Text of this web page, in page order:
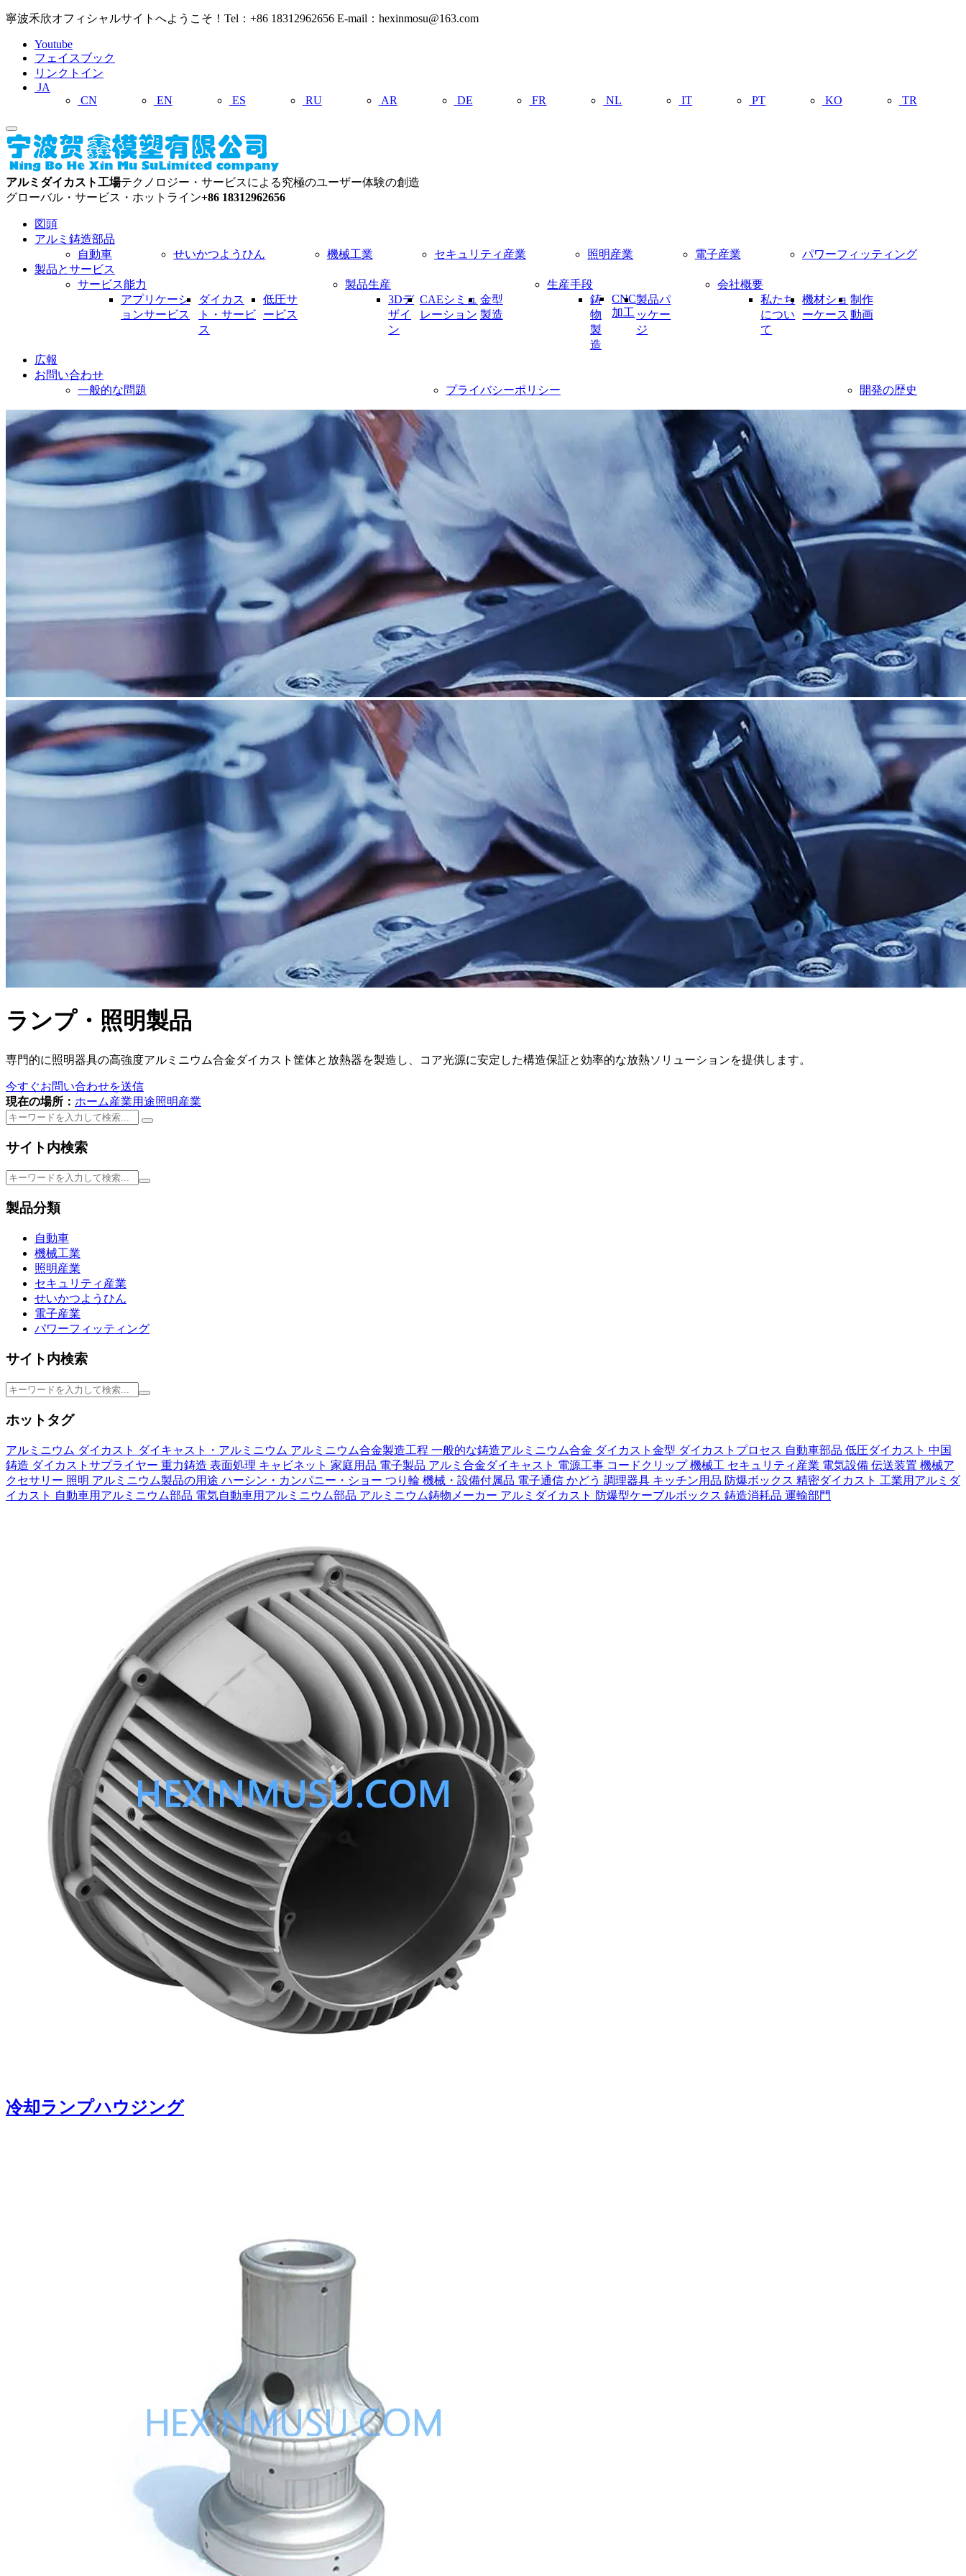
寧波禾欣オフィシャルサイトへようこそ！Tel：+86 18312962656 E-mail：hexinmosu@163.com
Youtube
フェイスブック
リンクトイン
JA
CN
EN ES RU AR DE FR NL IT PT KO TR
アルミダイカスト工場テクノロジー・サービスによる究極のユーザー体験の創造
グローバル・サービス・ホットライン+86 18312962656
図頭
アルミ鋳造部品
自動車
せいかつようひん 機械工業 セキュリティ産業 照明産業 電子産業
パワーフィッティング
製品とサービス
サービス能力
アプリケーシ
ョンサービス
ダイカス
ト・サービ
ス
低圧サ
ービス
製品生産
3Dデ
ザイ
ン
CAEシミュ
レーション
金型
製造
生産手段
鋳
物
製
造
CNC
加工
製品パ
ッケー
ジ
会社概要
私たち
につい
て
機材ショ
ーケース
制作
動画
広報
お問い合わせ
一般的な問題
プライバシーポリシー 開発の歴史
ランプ・照明製品
専門的に照明器具の高強度アルミニウム合金ダイカスト筐体と放熱器を製造し、コア光源に安定した構造保証と効率的な放熱ソリューションを提供します。
今すぐお問い合わせを送信
現在の場所： ホーム産業用途照明産業
サイト内検索
製品分類
自動車
機械工業
照明産業
セキュリティ産業
せいかつようひん
電子産業
パワーフィッティング
サイト内検索
ホットタグ
アルミニウム ダイカスト ダイキャスト・アルミニウム アルミニウム合金製造工程 一般的な鋳造アルミニウム合金 ダイカスト金型 ダイカストプロセス 自動車部品 低圧ダイカスト 中国
鋳造 ダイカストサプライヤー 重力鋳造 表面処理 キャビネット 家庭用品 電子製品 アルミ合金ダイキャスト 電源工事 コードクリップ機械工 セキュリティ産業 電気設備 伝送装置 機械ア
クセサリー 照明 アルミニウム製品の用途 ハーシン・カンパニー・ショー つり輪 機械・設備付属品 電子通信 かどう 調理器具 キッチン用品 防爆ボックス 精密ダイカスト 工業用アルミダ
イカスト 自動車用アルミニウム部品 電気自動車用アルミニウム部品 アルミニウム鋳物メーカー アルミダイカスト 防爆型ケーブルボックス 鋳造消耗品 運輸部門
冷却ランプハウジング